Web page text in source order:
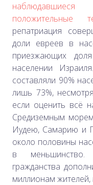
положительные
репатриация
доли евреев в
приезжающих
населении
составляли 90%
лишь 73%,
если оценить всё
Средиземным
Иудею, Самарию и
около половины
в
гражданства
миллионам жителей,